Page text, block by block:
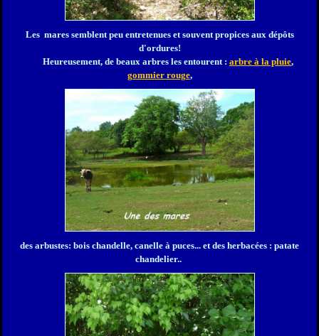
Les mares semblent peu entretenues et souvent propices aux dépôts
d'ordures!
Heureusement, de beaux arbres les entourent : arbre à la pluie,
gommier rouge,
des arbustes: bois chandelle, canelle à puces... et des herbacées : patate
chandelier..